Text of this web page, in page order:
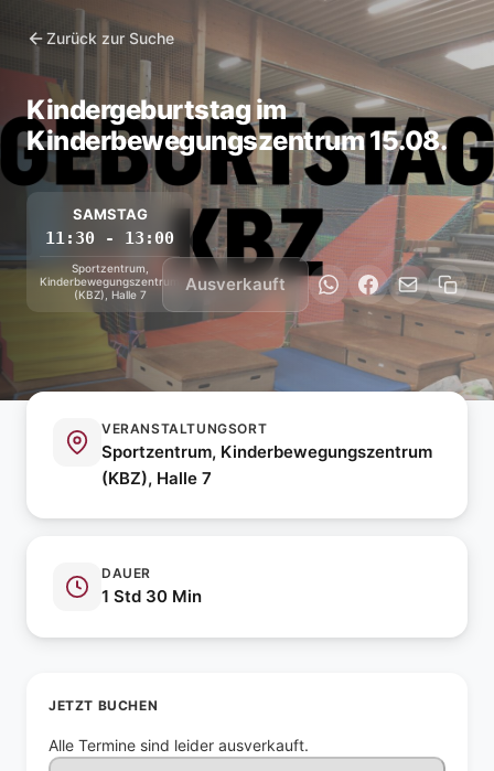
Zurück zur Suche
Kindergeburtstag im
Kinderbewegungszentrum 15.08.
SAMSTAG
11:30 - 13:00
Sportzentrum,
Kinderbewegungszentrum
(KBZ), Halle 7
Ausverkauft
VERANSTALTUNGSORT
Sportzentrum, Kinderbewegungszentrum
(KBZ), Halle 7
DAUER
1 Std 30 Min
JETZT BUCHEN
Alle Termine sind leider ausverkauft.